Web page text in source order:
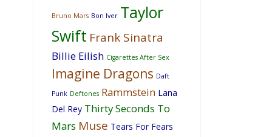
Bruno Mars Bon Iver Taylor
Swift Frank Sinatra
Billie Eilish Cigarettes After Sex
Imagine Dragons Daft
Punk Deftones Rammstein Lana
Del Rey Thirty Seconds To
Mars Muse Tears For Fears